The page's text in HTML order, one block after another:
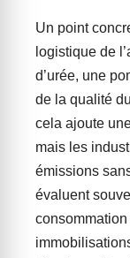
Un point
logistique de
d’urée, une
de la qualité
cela ajoute
mais les
émissions
évaluent
consommation